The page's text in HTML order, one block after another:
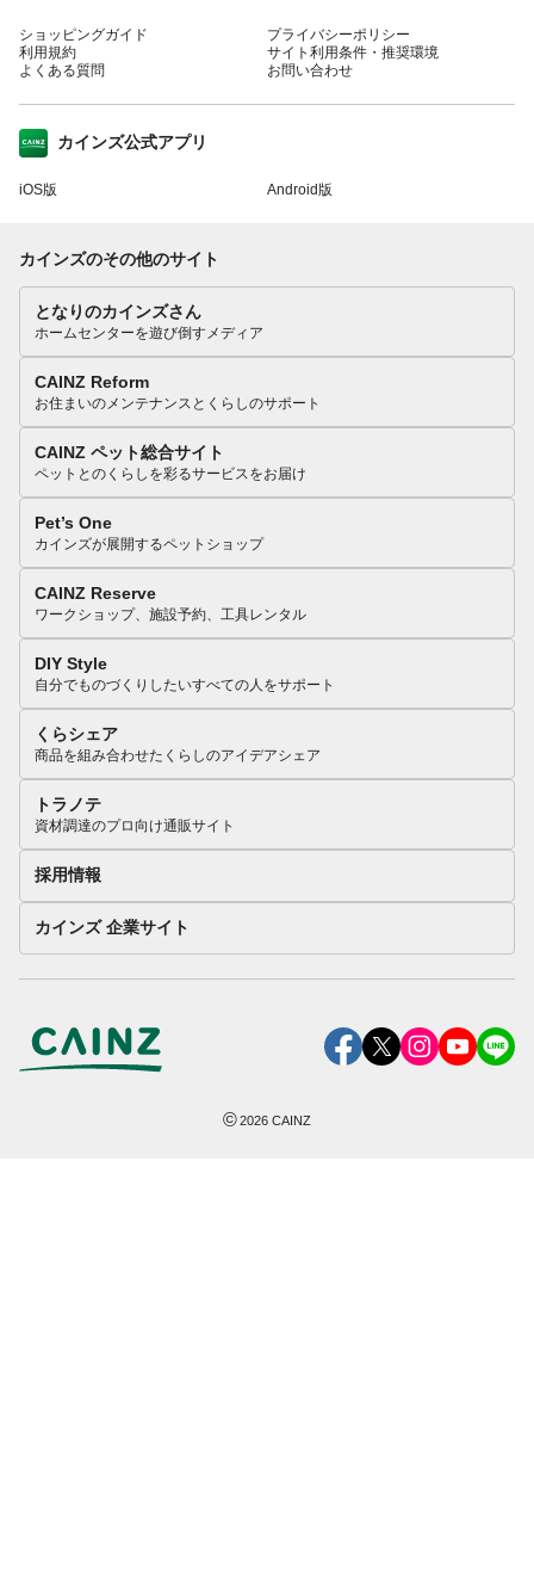
ショッピングガイド
利用規約
よくある質問
プライバシーポリシー
サイト利用条件・推奨環境
お問い合わせ
カインズ公式アプリ
iOS版 Android版
カインズのその他のサイト
となりのカインズさん
ホームセンターを遊び倒すメディア
CAINZ Reform
お住まいのメンテナンスとくらしのサポート
CAINZ ペット総合サイト
ペットとのくらしを彩るサービスをお届け
Pet’s One
カインズが展開するペットショップ
CAINZ Reserve
ワークショップ、施設予約、工具レンタル
DIY Style
自分でものづくりしたいすべての人をサポート
くらシェア
商品を組み合わせたくらしのアイデアシェア
トラノテ
資材調達のプロ向け通販サイト
採用情報
カインズ 企業サイト
©2026 CAINZ